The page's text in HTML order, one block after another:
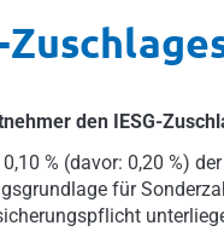
den IESG-
% (davor: 0,20 %)
für